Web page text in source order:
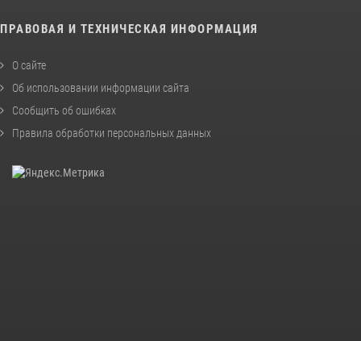
ПРАВОВАЯ И ТЕХНИЧЕСКАЯ ИНФОРМАЦИЯ
О сайте
Об использовании информации сайта
Сообщить об ошибках
Правила обработки персональных данных